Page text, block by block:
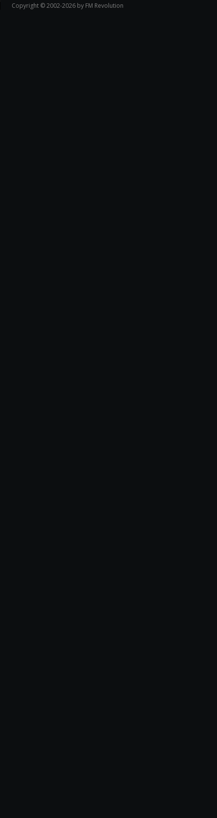
Copyright © 2002-2026 by FM Revolution